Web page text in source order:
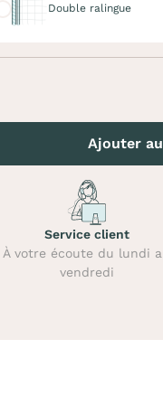
Double ralingue
Ajouter
Service client
À votre écoute du lundi
vendredi